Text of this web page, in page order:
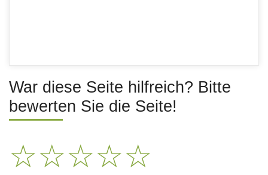
War diese Seite hilfreich? Bitte
bewerten Sie die Seite!
☆☆☆☆☆